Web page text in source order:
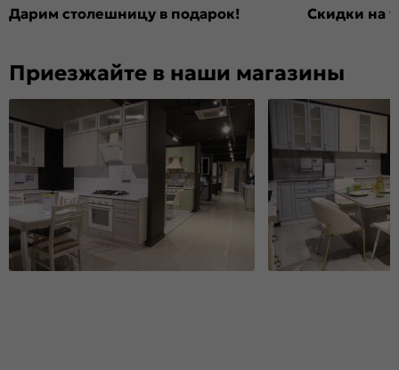
Дарим столешницу в подарок! Скидки на
Приезжайте в наши магазины